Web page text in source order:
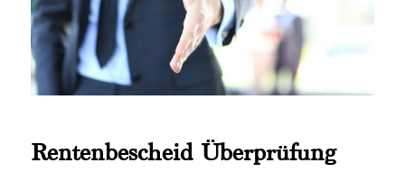
Rentenbescheid Überprüfung